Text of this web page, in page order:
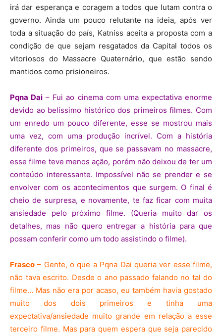
irá dar esperança e coragem a todos que lutam contra o
governo. Ainda um pouco relutante na ideia, após ver
toda a situação do país, Katniss aceita a proposta com a
condição de que sejam resgatados da Capital todos os
vitoriosos do Massacre Quaternário, que estão sendo
mantidos como prisioneiros.
Pqna Dai – Fui ao cinema com uma expectativa enorme
devido ao belíssimo histórico dos primeiros filmes. Com
um enredo um pouco diferente, esse se mostrou mais
uma vez, com uma produção incrível. Com a história
diferente dos primeiros, que se passavam no massacre,
esse filme teve menos ação, porém não deixou de ter um
conteúdo interessante. Impossível não se prender e se
envolver com os acontecimentos que surgem. O final é
cheio de surpresa, e novamente, te faz ficar com muita
ansiedade pelo próximo filme. (Queria muito dar os
detalhes, mas não quero entregar a história para que
possam conferir como um todo assistindo o filme).
Frasco – Gente, o que a Pqna Dai queria ver esse filme,
não tava escrito. Desde o ano passado falando no tal do
filme… Mas não era por acaso, eu também havia gostado
muito dos dois primeiros e tinha uma
expectativa/ansiedade muito grande em relação a esse
terceiro filme. Mas para quem espera que seja parecido